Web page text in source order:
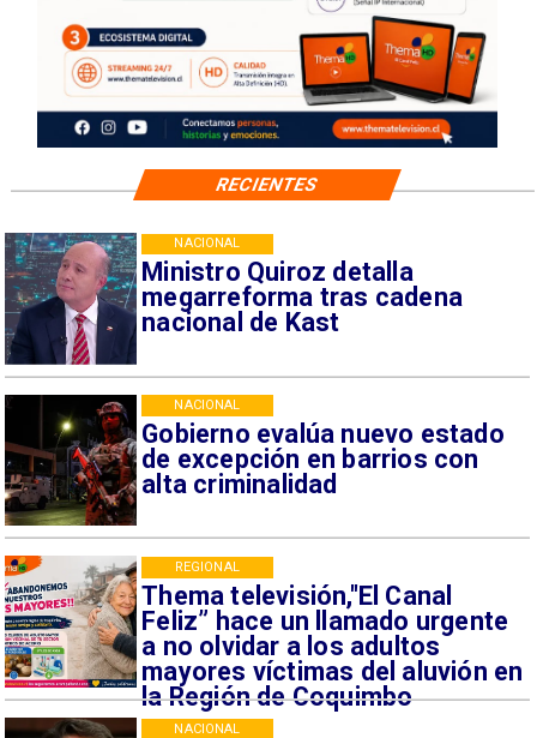
Ministro Quiroz detalla
megarreforma tras cadena
nacional de Kast
NACIONAL
Gobierno evalúa nuevo estado
de excepción en barrios con
alta criminalidad
NACIONAL
Thema televisión,"El Canal
Feliz” hace un llamado urgente
a no olvidar a los adultos
mayores víctimas del aluvión en
la Región de Coquimbo
REGIONAL
NACIONAL
RECIENTES